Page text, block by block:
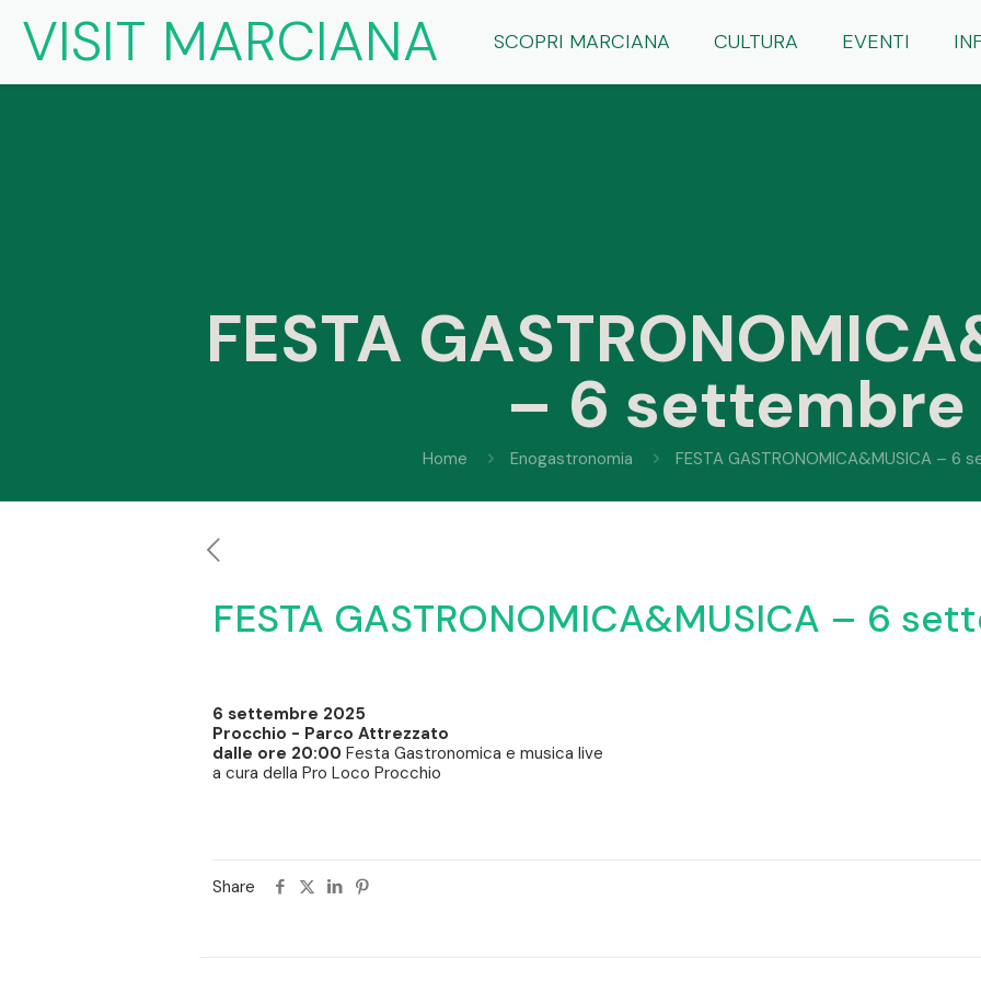
VISIT MARCIANA SCOPRI MARCIANA CULTURA EVENTI
FESTA
– 6 settembre
Home Enogastronomia FESTA GASTRONOMICA&MUSICA – 6
FESTA GASTRONOMICA&MUSICA – 6
6 settembre 2025
Procchio - Parco Attrezzato
dalle ore 20:00 Festa Gastronomica e musica live
a cura della Pro Loco Procchio
Share